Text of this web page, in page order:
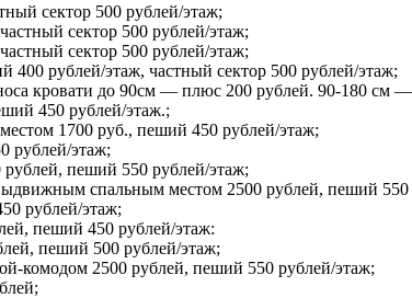
сектор 500 рублей/этаж;
сектор 500 рублей/этаж;
сектор 500 рублей/этаж;
рублей/этаж, частный сектор 500 рублей/этаж;
кровати до 90см — плюс 200 рублей. 90-180 см
450 рублей/этаж.;
1700 руб., пеший 450 рублей/этаж;
рублей/этаж;
рублей, пеший 550 рублей/этаж;
спальным местом 2500 рублей, пеший 550
рублей/этаж;
пеший 450 рублей/этаж:
пеший 500 рублей/этаж;
комодом 2500 рублей, пеший 550 рублей/этаж;